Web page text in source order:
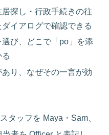
探し・行政手続きの往
イアログで確認できる
び、どこで「po」を添
り、なぜその一言が効
タッフを Maya・Sam、